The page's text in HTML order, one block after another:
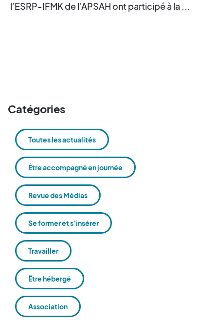
l’ESRP-IFMK de l’APSAH ont participé à la ...
Catégories
Toutes les actualités
Être accompagné en journée
Revue des Médias
Se former et s’insérer
Travailler
Être hébergé
Association